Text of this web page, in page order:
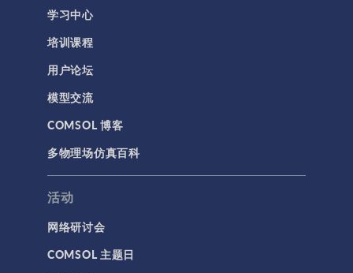
学习中心
培训课程
用户论坛
模型交流
COMSOL 博客
多物理场仿真百科
活动
网络研讨会
COMSOL 主题日